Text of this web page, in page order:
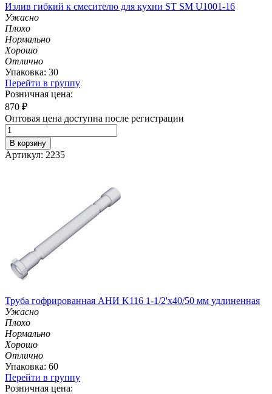
Излив гибкий к смесителю для кухни ST SM U1001-16
Ужасно
Плохо
Нормально
Хорошо
Отлично
Упаковка: 30
Перейти в группу
Розничная цена:
870 ₽
Оптовая цена доступна после регистрации
В корзину
Артикул: 2235
Труба гофрированная АНИ K116 1-1/2'х40/50 мм удлиненная
Ужасно
Плохо
Нормально
Хорошо
Отлично
Упаковка: 60
Перейти в группу
Розничная цена: